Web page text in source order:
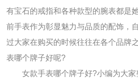
有宝石的戒指和各种款型的腕表都是
前手表作为彰显魅力与品质的配饰，
过大家在购买的时候往往在各个品牌
表哪个牌子好呢?
女款手表哪个牌子好?小编为大家